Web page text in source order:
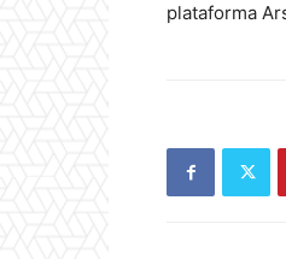
plataforma